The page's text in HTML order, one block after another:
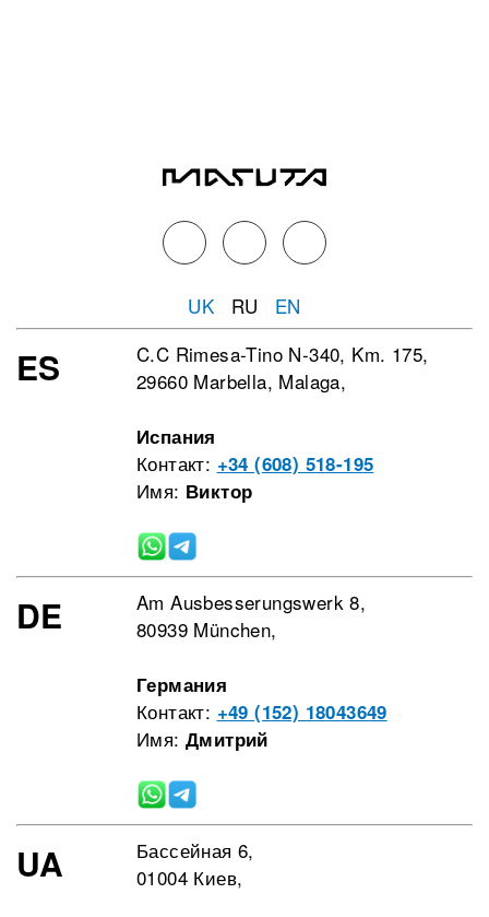
UK RU EN
ES
C.C Rimesa-Tino N-340, Km. 175,
29660 Marbella, Malaga,
Испания
Контакт: +34 (608) 518-195
Имя: Виктор
DE
Am Ausbesserungswerk 8,
80939 München,
Германия
Контакт: +49 (152) 18043649
Имя: Дмитрий
UA
Бассейная 6,
01004 Киев,